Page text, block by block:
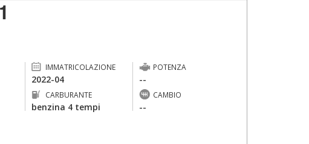
IMMATRICOLAZIONE
2022-04
POTENZA
--
CARBURANTE
benzina 4 tempi
CAMBIO
--